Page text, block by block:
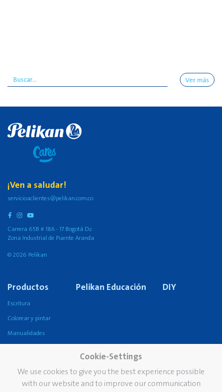
Ver más
¡Ven a saludar!
servicioaclientes@pelikan.com.co
Carrera 65B # 18A - 17 Bogotá D.c
Zona Industrial de Puente Aranda
© 2026 Pelikan
Productos
Escritura
Colorear y pintar
Manualidades
Pelikan Educación DIY
Cookie-Settings
We use cookies to give you the best experience possible
with our website and to improve our communication